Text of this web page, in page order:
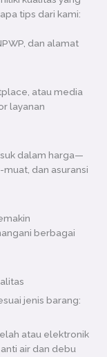
tips dari kami:
dan alamat
atau media
layanan
dalam harga—
dan asuransi
berbagai
jenis barang:
atau elektronik
air dan debu